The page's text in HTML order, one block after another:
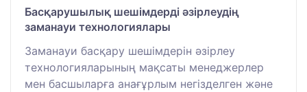
Басқарушылық шешімдерді әзірлеудің
заманауи технологиялары
Заманауи басқару шешімдерін әзірлеу
технологияларының мақсаты менеджерлер
мен басшыларға анағұрлым негізделген және